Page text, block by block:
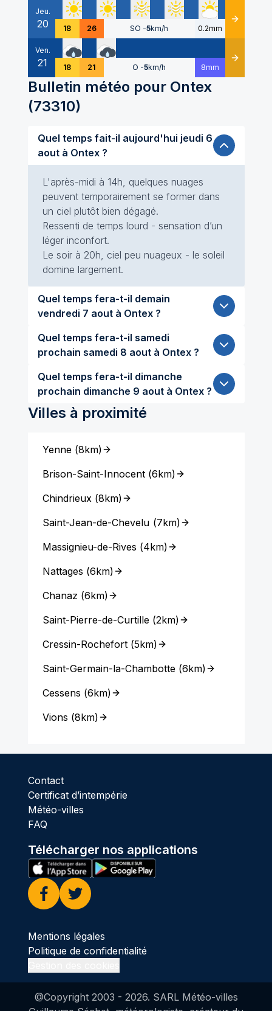
Jeu.
20 18 26 SO -5km/h 0.2mm Détails
Ven.
21 18 21 O -5km/h 8mm Détails
Bulletin météo pour Ontex
(73310)
Quel temps fait-il aujourd'hui jeudi 6
aout à Ontex ?
L'après-midi à 14h, quelques nuages
peuvent temporairement se former dans
un ciel plutôt bien dégagé.
Ressenti de temps lourd - sensation d’un
léger inconfort.
Le soir à 20h, ciel peu nuageux - le soleil
domine largement.
Quel temps fera-t-il demain
vendredi 7 aout à Ontex ?
Quel temps fera-t-il samedi
prochain samedi 8 aout à Ontex ?
Quel temps fera-t-il dimanche
prochain dimanche 9 aout à Ontex ?
Villes à proximité
Yenne(8km)
Brison-Saint-Innocent(6km)
Chindrieux(8km)
Saint-Jean-de-Chevelu (7km)
Massignieu-de-Rives (4km)
Nattages (6km)
Chanaz (6km)
Saint-Pierre-de-Curtille(2km)
Cressin-Rochefort(5km)
Saint-Germain-la-Chambotte(6km)
Cessens (6km)
Vions (8km)
Contact
Certificat d’intempérie
Météo-villes
FAQ
Télécharger nos applications
Facebook
Twitter
Mentions légales
Politique de confidentialité
@Copyright 2003 - 2026. SARL Météo-villes